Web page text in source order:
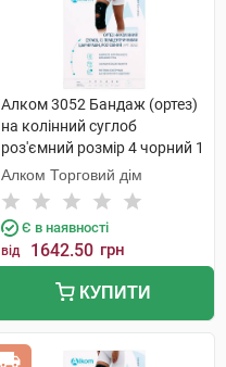
Алком 3052 Бандаж (ортез)
на колінний суглоб
роз'ємний розмір 4 чорний 1
шт
Алком Торговий дім
Є в наявності
від 1642.50 грн
КУПИТИ